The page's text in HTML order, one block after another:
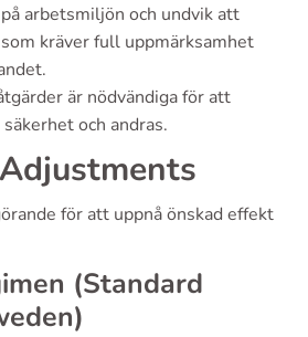
arbetsmiljön och undvik att
kräver full uppmärksamhet
är nödvändiga för att
och andras.
för att uppnå önskad effekt
(Standard